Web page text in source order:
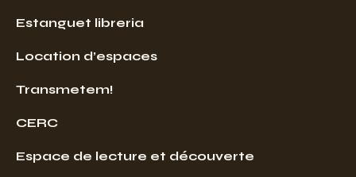
Estanguet libreria
Location d’espaces
Transmetem!
CERC
Espace de lecture et découverte